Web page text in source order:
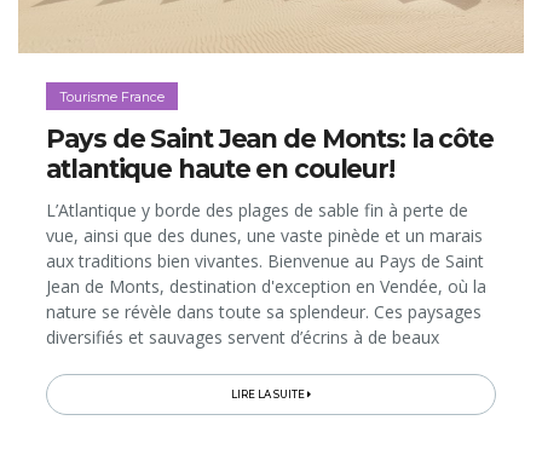
Tourisme France
Pays de Saint Jean de Monts: la côte
atlantique haute en couleur!
L’Atlantique y borde des plages de sable fin à perte de
vue, ainsi que des dunes, une vaste pinède et un marais
aux traditions bien vivantes. Bienvenue au Pays de Saint
Jean de Monts, destination d'exception en Vendée, où la
nature se révèle dans toute sa splendeur. Ces paysages
diversifiés et sauvages servent d’écrins à de beaux
jeux...
LIRE LA SUITE